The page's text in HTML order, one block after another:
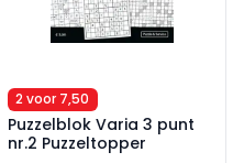
2 voor 7,50
Puzzelblok Varia 3 punt
nr.2 Puzzeltopper